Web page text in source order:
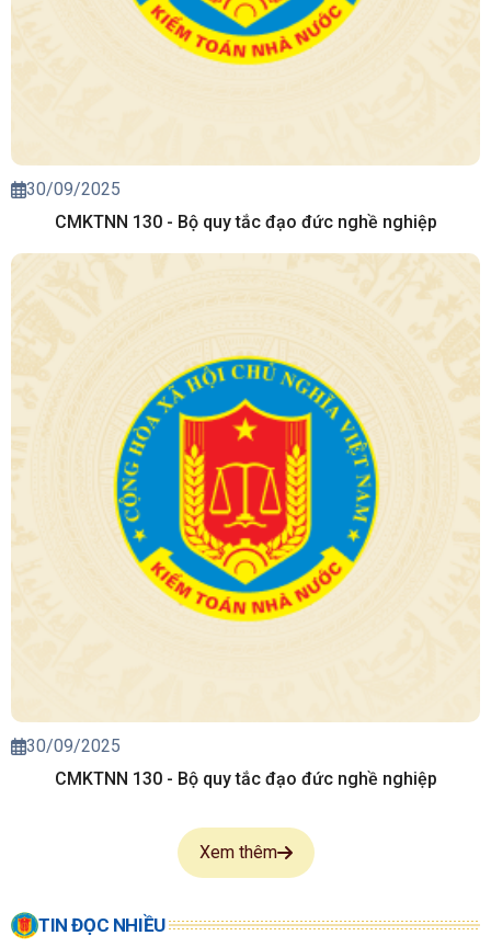
30/09/2025
CMKTNN 130 - Bộ quy tắc đạo đức nghề nghiệp
30/09/2025
CMKTNN 130 - Bộ quy tắc đạo đức nghề nghiệp
Xem thêm
TIN ĐỌC NHIỀU